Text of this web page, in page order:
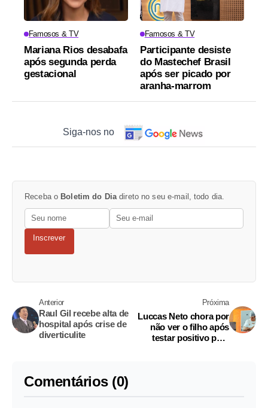
Famosos & TV
Mariana Rios desabafa
após segunda perda
gestacional
Famosos & TV
Participante desiste
do Mastechef Brasil
após ser picado por
aranha-marrom
Siga-nos no
Receba o Boletim do Diadireto no seu e-mail, todo dia.
Inscrever
Anterior
Raul Gil recebe alta de
hospital após crise de
diverticulite
Próxima
Luccas Neto chora por
não ver o filho após
testar positivo para
Comentários (0)